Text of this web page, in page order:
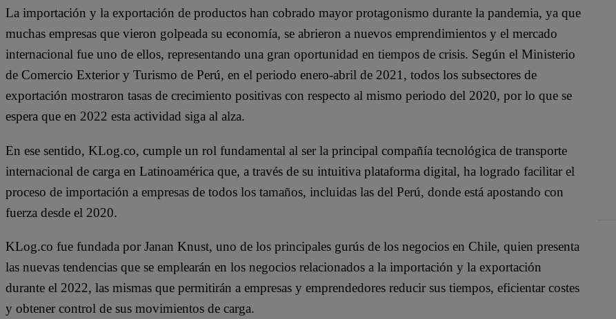
La importación y la exportación de productos han cobrado mayor protagonismo durante la pandemia, ya que
muchas empresas que vieron golpeada su economía, se abrieron a nuevos emprendimientos y el mercado
internacional fue uno de ellos, representando una gran oportunidad en tiempos de crisis. Según el Ministerio
de Comercio Exterior y Turismo de Perú, en el periodo enero-abril de 2021, todos los subsectores de
exportación mostraron tasas de crecimiento positivas con respecto al mismo periodo del 2020, por lo que se
espera que en 2022 esta actividad siga al alza.
En ese sentido, KLog.co, cumple un rol fundamental al ser la principal compañía tecnológica de transporte
internacional de carga en Latinoamérica que, a través de su intuitiva plataforma digital, ha logrado facilitar el
proceso de importación a empresas de todos los tamaños, incluidas las del Perú, donde está apostando con
fuerza desde el 2020.
KLog.co fue fundada por Janan Knust, uno de los principales gurús de los negocios en Chile, quien presenta
las nuevas tendencias que se emplearán en los negocios relacionados a la importación y la exportación
durante el 2022, las mismas que permitirán a empresas y emprendedores reducir sus tiempos, eficientar costes
y obtener control de sus movimientos de carga.